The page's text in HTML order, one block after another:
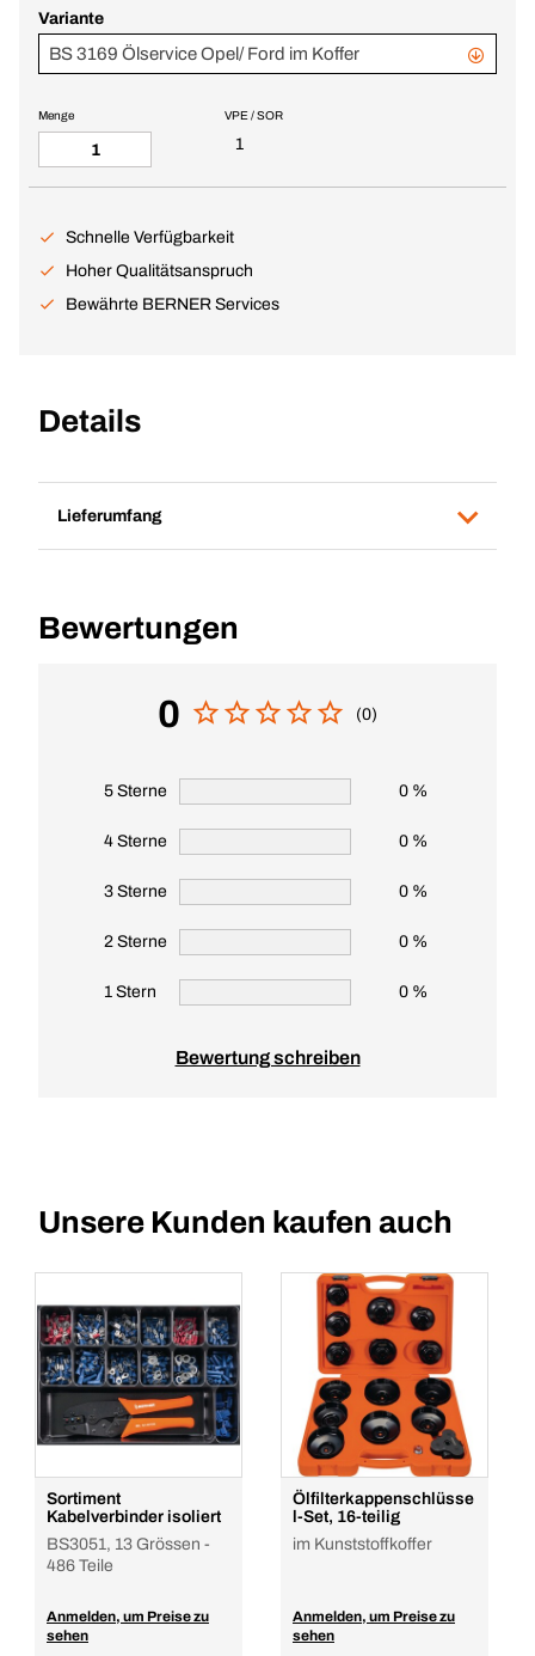
Variante
BS 3169 Ölservice Opel/ Ford im Koffer
VPE / SOR
1
Menge
Schnelle Verfügbarkeit
Hoher Qualitätsanspruch
Bewährte BERNER Services
Details
Lieferumfang
Bewertungen
0 (0)
5 Sterne 0 %
4 Sterne 0 %
3 Sterne 0 %
2 Sterne 0 %
1 Stern 0 %
Bewertung schreiben
Unsere Kunden kaufen auch
Sortiment
Kabelverbinder isoliert
BS3051, 13 Grössen -
486 Teile
Anmelden, um Preise zu
sehen
Ölfilterkappenschlüsse
l-Set, 16-teilig
im Kunststoffkoffer
Anmelden, um Preise zu
sehen